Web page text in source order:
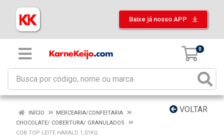
Baixe já nosso APP
0
VOLTAR
INÍCIO
MERCEARIA/CONFEITARIA
CHOCOLATE/ COBERTURA/ GRANULADOS
COB TOP LEITE HARALD 1,01KG